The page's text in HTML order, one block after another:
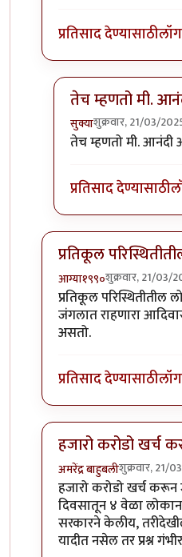
प्रतिसाद देण्यासाठी
तेच म्हणतो मी.
सुक्याशुक्रवार, 21/03/
In reply toप्रतिकूल
तेच म्हणतो मी.
प्रतिसाद देण्यासाठी
प्रतिकूल
आग्या१९९०शुक्रवार, 21/03/
In reply toजागतीक
प्रतिकूल
जंगलात राहणारा
असतो.
प्रतिसाद देण्यासाठी
हजारो करोडो खर्च
अमरेंद्र बाहुबलीशुक्रवार, 21/
In reply toजागतीक
हजारो करोडो खर्च करून
दिवसातून ४ वेळा
सरकारने केलीय,
यादीत नसेल तर प्रश्न